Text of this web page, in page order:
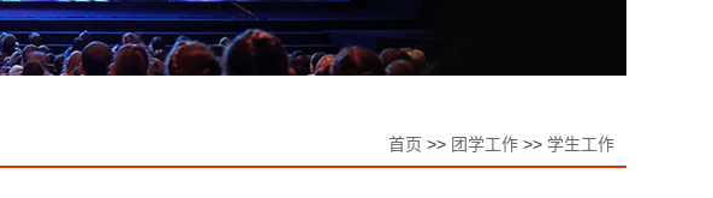
首页 >> 团学工作 >> 学生工作